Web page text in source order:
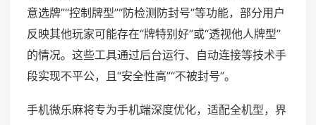
意选牌”“控制牌型”“防检测防封号”等功能，部分用户
反映其他玩家可能存在“牌特别好”或“透视他人牌型”
的情况。这些工具通过后台运行、自动连接等技术手
段实现不平公，且“安全性高”“不被封号”。
手机微乐麻将专为手机端深度优化，适配全机型，界